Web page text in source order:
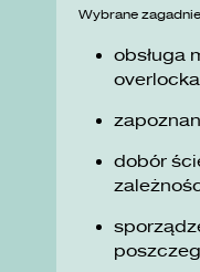
Wybrane
obsługa
overlocka,
dobór